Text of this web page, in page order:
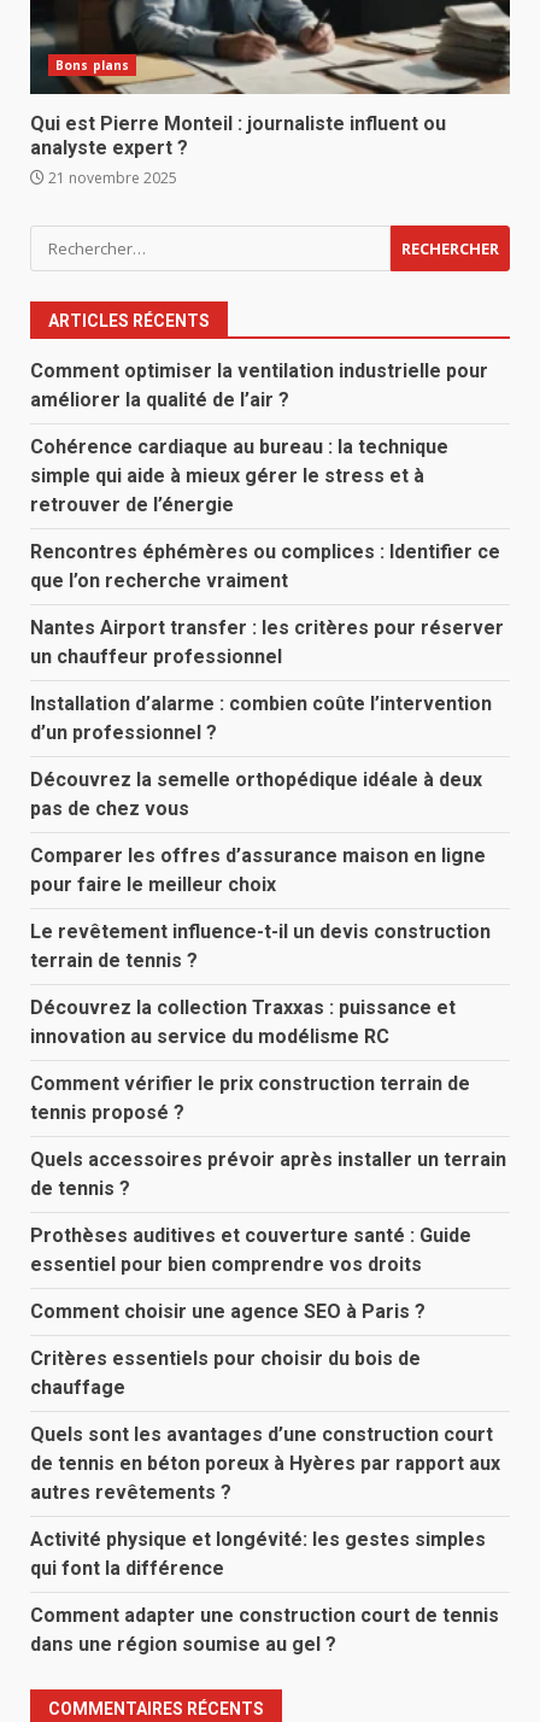
Bons plans
Qui est Pierre Monteil : journaliste influent ou
analyste expert ?
21 novembre 2025
Rechercher :
ARTICLES RÉCENTS
Comment optimiser la ventilation industrielle pour
améliorer la qualité de l’air ?
Cohérence cardiaque au bureau : la technique
simple qui aide à mieux gérer le stress et à
retrouver de l’énergie
Rencontres éphémères ou complices : Identifier ce
que l’on recherche vraiment
Nantes Airport transfer : les critères pour réserver
un chauffeur professionnel
Installation d’alarme : combien coûte l’intervention
d’un professionnel ?
Découvrez la semelle orthopédique idéale à deux
pas de chez vous
Comparer les offres d’assurance maison en ligne
pour faire le meilleur choix
Le revêtement influence-t-il un devis construction
terrain de tennis ?
Découvrez la collection Traxxas : puissance et
innovation au service du modélisme RC
Comment vérifier le prix construction terrain de
tennis proposé ?
Quels accessoires prévoir après installer un terrain
de tennis ?
Prothèses auditives et couverture santé : Guide
essentiel pour bien comprendre vos droits
Comment choisir une agence SEO à Paris ?
Critères essentiels pour choisir du bois de
chauffage
Quels sont les avantages d’une construction court
de tennis en béton poreux à Hyères par rapport aux
autres revêtements ?
Activité physique et longévité: les gestes simples
qui font la différence
Comment adapter une construction court de tennis
dans une région soumise au gel ?
COMMENTAIRES RÉCENTS